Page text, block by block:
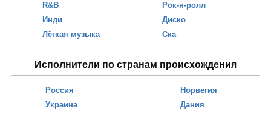
R&B
Инди
Лёгкая музыка
Рок-н-ролл
Диско
Ска
Исполнители по странам происхождения
Россия
Украина
Норвегия
Дания